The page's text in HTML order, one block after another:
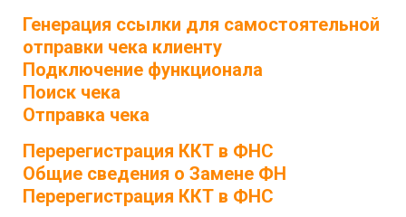
Генерация ссылки для самостоятельной
отправки чека клиенту
Подключение функционала
Поиск чека
Отправка чека
Перерегистрация ККТ в ФНС
Общие сведения о Замене ФН
Перерегистрация ККТ в ФНС